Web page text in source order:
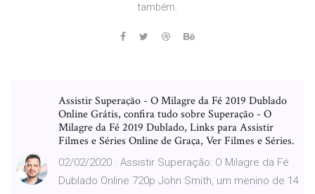
também.
Assistir Superação - O Milagre da Fé 2019 Dublado
Online Grátis, confira tudo sobre Superação - O
Milagre da Fé 2019 Dublado, Links para Assistir
Filmes e Séries Online de Graça, Ver Filmes e Séries.
02/02/2020 · Assistir Superação: O Milagre da Fé
Dublado Online 720p John Smith, um menino de 14